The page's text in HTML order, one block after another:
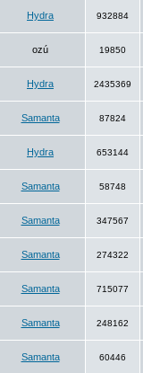
Hydra 932884
ozú 19850
Hydra 2435369
Samanta 87824
Hydra 653144
Samanta 58748
Samanta 347567
Samanta 274322
Samanta 715077
Samanta 248162
Samanta 60446